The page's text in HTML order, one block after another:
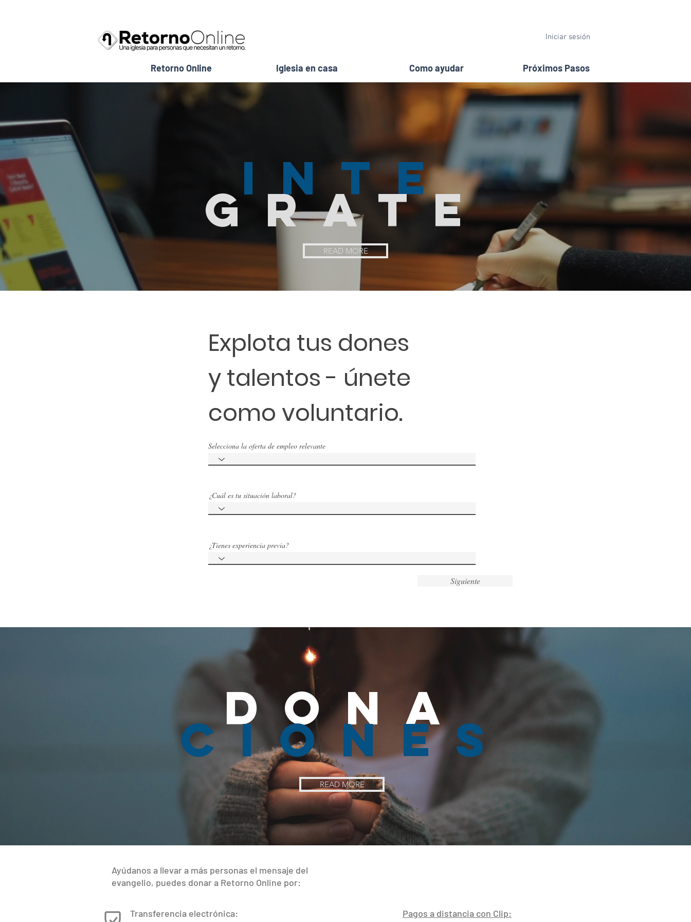
Iniciar sesión
Retorno Online Iglesia en casa Como ayudar Próximos Pasos
inte
grate
READ MORE
Explota tus dones
y talentos - únete
como voluntario.
Selecciona la oferta de empleo relevante
¿Cuál es tu situación laboral?
¿Tienes experiencia previa?
Siguiente
DOna
ciones
READ MORE
Ayúdanos a llevar a más personas el mensaje del
evangelio, puedes donar a Retorno Online por:
Transferencia electrónica: Pagos a distancia con Clip: